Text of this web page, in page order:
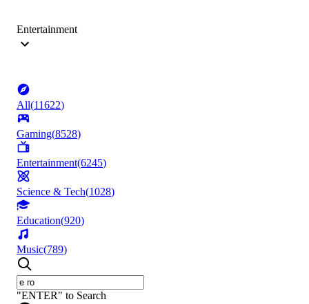
Entertainment
All(11622)
Gaming(8528)
Entertainment(6245)
Science & Tech(1028)
Education(920)
Music(789)
"ENTER" to Search